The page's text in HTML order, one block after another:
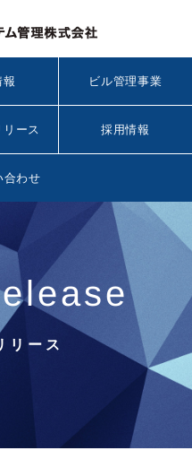
報 ビル管理事業
リース 採用情報
合わせ
リース